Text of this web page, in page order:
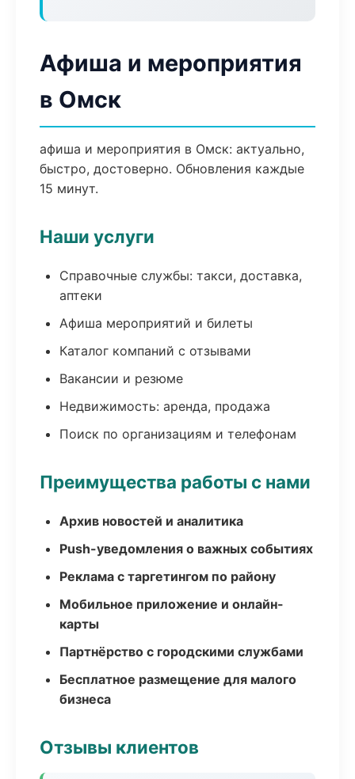
Афиша и мероприятия
в Омск
афиша и мероприятия в Омск: актуально,
быстро, достоверно. Обновления каждые
15 минут.
Наши услуги
Справочные службы: такси, доставка,
аптеки
Афиша мероприятий и билеты
Каталог компаний с отзывами
Вакансии и резюме
Недвижимость: аренда, продажа
Поиск по организациям и телефонам
Преимущества работы с нами
Архив новостей и аналитика
Push-уведомления о важных событиях
Реклама с таргетингом по району
Мобильное приложение и онлайн-
карты
Партнёрство с городскими службами
Бесплатное размещение для малого
бизнеса
Отзывы клиентов